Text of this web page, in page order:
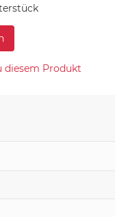
diesem Produkt